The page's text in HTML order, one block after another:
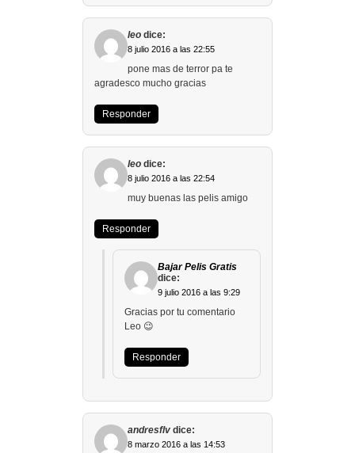
leo dice:
8 julio 2016 a las 22:55
pone mas de terror pa te
agradesco mucho gracias
Responder
leo dice:
8 julio 2016 a las 22:54
muy buenas las pelis amigo
Responder
Bajar Pelis Gratis
dice:
9 julio 2016 a las 9:29
Gracias por tu comentario
Leo 😉
Responder
andresflv dice:
8 marzo 2016 a las 14:53